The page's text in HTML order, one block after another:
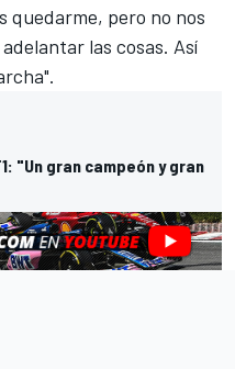
quedarme, pero no nos
las cosas. Así
"Un gran campeón y gran